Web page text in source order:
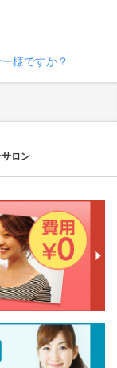
様ですか？
ロン